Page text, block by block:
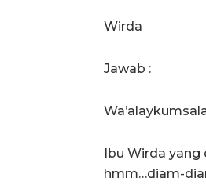
Wirda
Jawab :
Ibu Wirda yang
hmm…diam-